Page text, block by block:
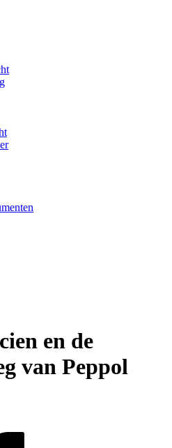
en de
van Peppol